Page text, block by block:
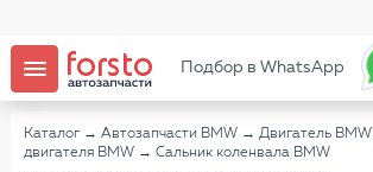
Подбор в WhatsApp
Каталог → Автозапчасти BMW → Двигатель BMW
двигателя BMW → Сальник коленвала BMW